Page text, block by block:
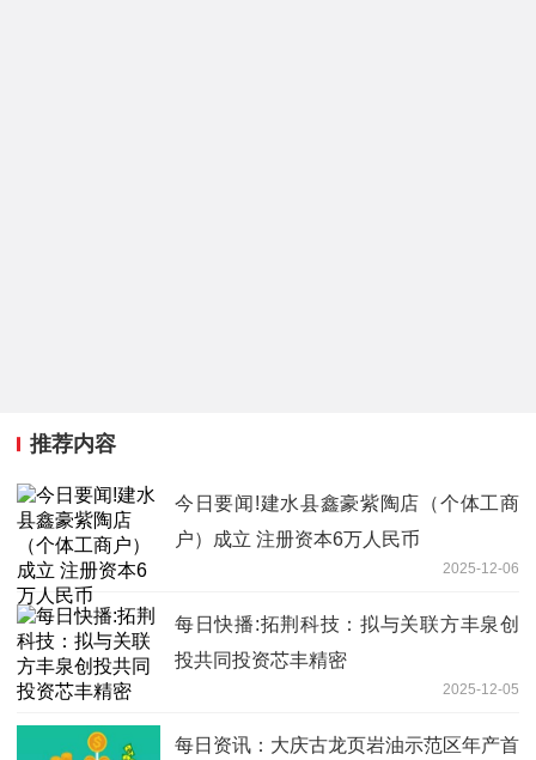
推荐内容
今日要闻!建水县鑫豪紫陶店（个体工商
户）成立 注册资本6万人民币
2025-12-06
每日快播:拓荆科技：拟与关联方丰泉创
投共同投资芯丰精密
2025-12-05
每日资讯：大庆古龙页岩油示范区年产首